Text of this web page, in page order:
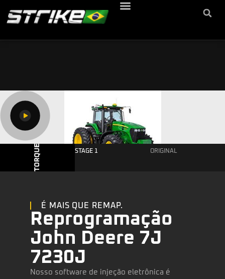
STAGE 1 ORIGINAL
É MAIS QUE REMAP.
Reprogramação
John Deere 7J
7230J
Nosso software de injeção eletrônica é